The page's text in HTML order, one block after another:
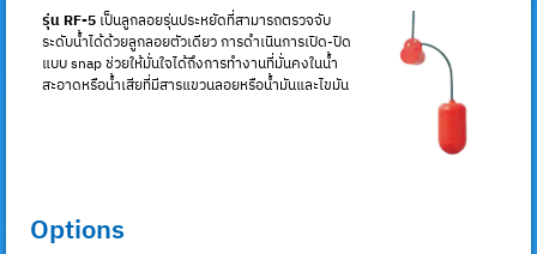
รุ่น RF-5 เป็นลูกลอยรุ่นประหยัดที่สามารถตรวจจับ
ระดับน้ำได้ด้วยลูกลอยตัวเดียว การดำเนินการเปิด-ปิด
แบบ snap ช่วยให้มั่นใจได้ถึงการทำงานที่มั่นคงในน้ำ
สะอาดหรือน้ำเสียที่มีสารแขวนลอยหรือน้ำมันและไขมัน
Options